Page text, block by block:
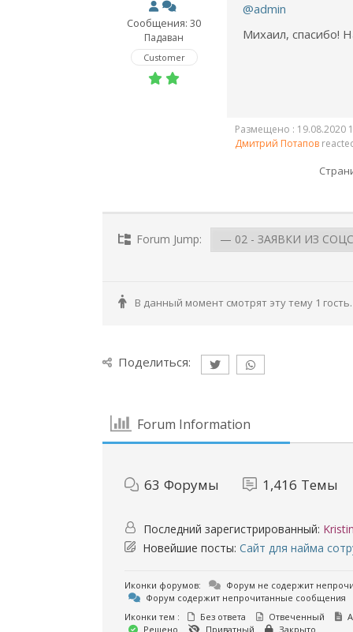
Сообщения: 30
Падаван
Customer
@admin
Михаил, спасибо!
Размещено : 19.08.2020
Дмитрий Потапов
Forum Jump:
В данный момент смотрят эту тему 1 гость.
Поделиться:
Forum Information
63 Форумы 1,416 Темы
Последний зарегистрированный:
Новейшие посты: Сайт для найма
Иконки форумов:
Форум не содержит
Форум содержит непрочитанные сообщения
Иконки тем :
Без ответа Отвеченный
Решено
Приватный Закрыто